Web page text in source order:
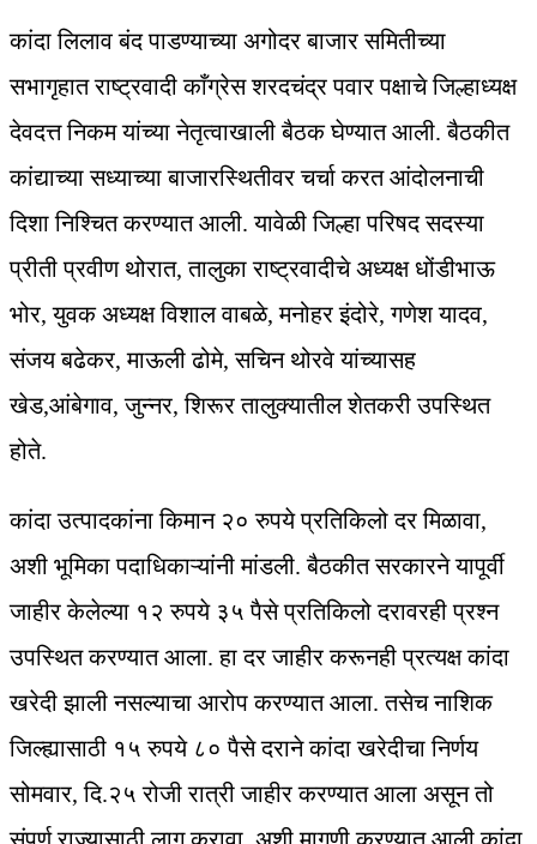
कांदा लिलाव बंद पाडण्याच्या अगोदर बाजार समितीच्या
सभागृहात राष्ट्रवादी काँग्रेस शरदचंद्र पवार पक्षाचे जिल्हाध्यक्ष
देवदत्त निकम यांच्या नेतृत्वाखाली बैठक घेण्यात आली. बैठकीत
कांद्याच्या सध्याच्या बाजारस्थितीवर चर्चा करत आंदोलनाची
दिशा निश्चित करण्यात आली. यावेळी जिल्हा परिषद सदस्या
प्रीती प्रवीण थोरात, तालुका राष्ट्रवादीचे अध्यक्ष धोंडीभाऊ
भोर, युवक अध्यक्ष विशाल वाबळे, मनोहर इंदोरे, गणेश यादव,
संजय बढेकर, माऊली ढोमे, सचिन थोरवे यांच्यासह
खेड,आंबेगाव, जुन्नर, शिरूर तालुक्यातील शेतकरी उपस्थित
होते.
कांदा उत्पादकांना किमान २० रुपये प्रतिकिलो दर मिळावा,
अशी भूमिका पदाधिकाऱ्यांनी मांडली. बैठकीत सरकारने यापूर्वी
जाहीर केलेल्या १२ रुपये ३५ पैसे प्रतिकिलो दरावरही प्रश्न
उपस्थित करण्यात आला. हा दर जाहीर करूनही प्रत्यक्ष कांदा
खरेदी झाली नसल्याचा आरोप करण्यात आला. तसेच नाशिक
जिल्ह्यासाठी १५ रुपये ८० पैसे दराने कांदा खरेदीचा निर्णय
सोमवार, दि.२५ रोजी रात्री जाहीर करण्यात आला असून तो